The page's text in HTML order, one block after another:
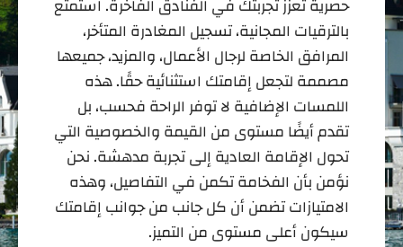
بالترقيات المجانية، تسجيل المغادرة المتأخر،
المرافق الخاصة لرجال الأعمال، والمزيد، جميعها
مصممة لتجعل إقامتك استثنائية حقًا. هذه
اللمسات الإضافية لا توفر الراحة فحسب، بل
تقدم أيضًا مستوى من القيمة والخصوصية التي
تحول الإقامة العادية إلى تجربة مدهشة. نحن
نؤمن بأن الفخامة تكمن في التفاصيل، وهذه
الامتيازات تضمن أن كل جانب من جوانب إقامتك
سيكون أعلى مستوى من التميز.